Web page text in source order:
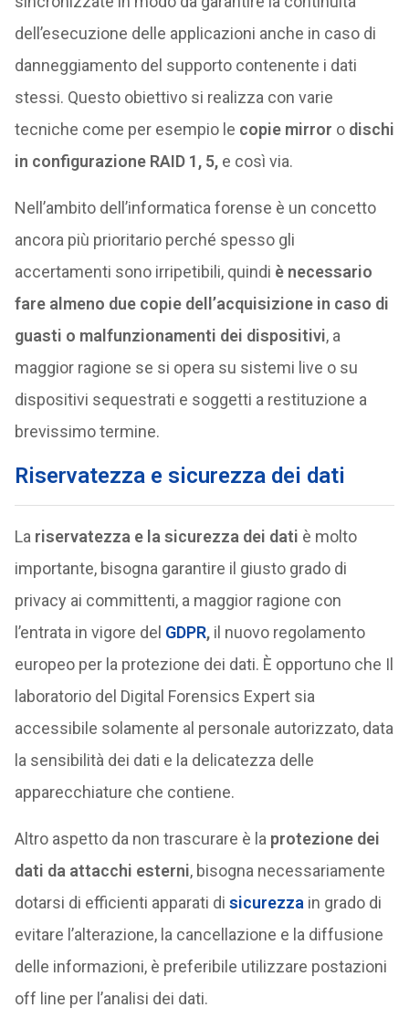
dell’esecuzione delle applicazioni anche in caso di
danneggiamento del supporto contenente i dati
stessi. Questo obiettivo si realizza con varie
tecniche come per esempio le copie mirror odischi
in configurazione RAID 1, 5,e così via.
Nell’ambito dell’informatica forense è un concetto
ancora più prioritario perché spesso gli
accertamenti sono irripetibili, quindi è necessario
fare almeno due copie dell’acquisizione in caso di
guasti o malfunzionamenti dei dispositivi, a
maggior ragione se si opera su sistemi live o su
dispositivi sequestrati e soggetti a restituzione a
brevissimo termine.
Riservatezza e sicurezza dei dati
La riservatezza e la sicurezza dei dati è molto
importante, bisogna garantire il giusto grado di
privacy ai committenti, a maggior ragione con
l’entrata in vigore del GDPR, il nuovo regolamento
europeo per la protezione dei dati. È opportuno che Il
laboratorio del Digital Forensics Expert sia
accessibile solamente al personale autorizzato, data
la sensibilità dei dati e la delicatezza delle
apparecchiature che contiene.
Altro aspetto da non trascurare è la protezione dei
dati da attacchi esterni, bisogna necessariamente
dotarsi di efficienti apparati di sicurezza in grado di
evitare l’alterazione, la cancellazione e la diffusione
delle informazioni, è preferibile utilizzare postazioni
off line per l’analisi dei dati.